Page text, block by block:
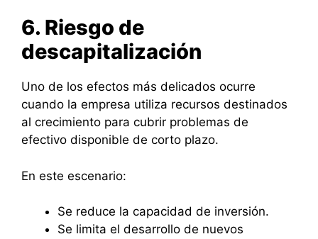
6. Riesgo de
descapitalización
Uno de los efectos más delicados ocurre
cuando la empresa utiliza recursos destinados
al crecimiento para cubrir problemas de
efectivo disponible de corto plazo.
En este escenario:
Se reduce la capacidad de inversión.
Se limita el desarrollo de nuevos